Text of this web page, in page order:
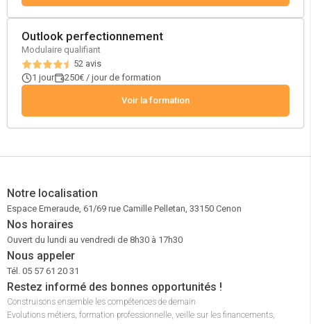
Outlook perfectionnement
Modulaire qualifiant
52 avis
1 jour
250€ / jour de formation
Voir la formation
Notre localisation
Espace Emeraude, 61/69 rue Camille Pelletan, 33150 Cenon
Nos horaires
Ouvert du lundi au vendredi de 8h30 à 17h30
Nous appeler
Tél. 05 57 61 20 31
Restez informé des bonnes opportunités !
Construisons ensemble les compétences de demain
Evolutions métiers, formation professionnelle, veille sur les financements,